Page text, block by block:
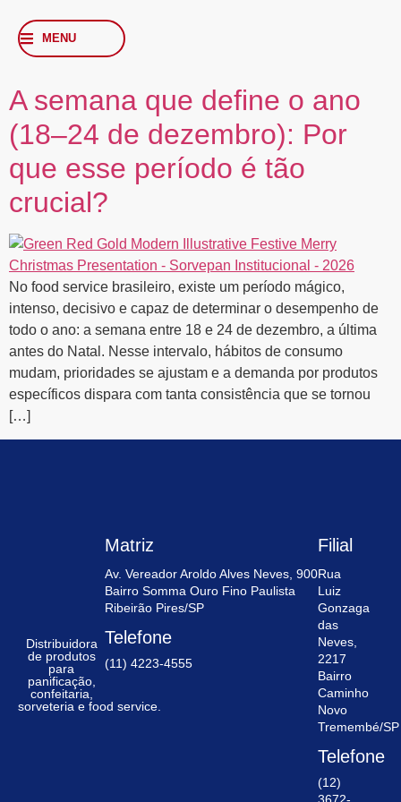
MENU
A semana que define o ano
(18–24 de dezembro): Por
que esse período é tão
crucial?
No food service brasileiro, existe um período mágico,
intenso, decisivo e capaz de determinar o desempenho de
todo o ano: a semana entre 18 e 24 de dezembro, a última
antes do Natal. Nesse intervalo, hábitos de consumo
mudam, prioridades se ajustam e a demanda por produtos
específicos dispara com tanta consistência que se tornou
[…]
Distribuidora
de produtos
para
panificação,
confeitaria,
sorveteria e food service.
Matriz
Av. Vereador Aroldo Alves Neves, 900
Bairro Somma Ouro Fino Paulista
Ribeirão Pires/SP
Telefone
(11) 4223-4555
Filial
Rua
Luiz
Gonzaga
das
Neves,
2217
Bairro
Caminho
Novo
Tremembé/SP
Telefone
(12)